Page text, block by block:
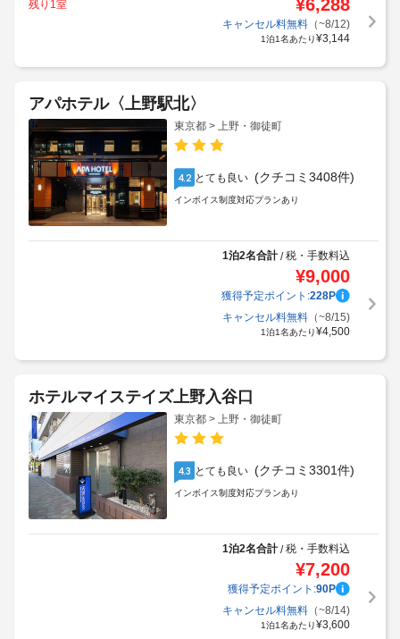
残り1室
¥6,288
キャンセル料無料（~8/12)
1泊1名あたり¥3,144
アパホテル〈上野駅北〉
東京都 > 上野・御徒町
4.2 とても良い (クチコミ3408件)
インボイス制度対応プランあり
1泊2名合計/税・手数料込
¥9,000
獲得予定ポイント:228P
キャンセル料無料（~8/15)
1泊1名あたり¥4,500
ホテルマイステイズ上野入谷口
東京都 > 上野・御徒町
4.3 とても良い (クチコミ3301件)
インボイス制度対応プランあり
1泊2名合計/税・手数料込
¥7,200
獲得予定ポイント:90P
キャンセル料無料（~8/14)
1泊1名あたり¥3,600